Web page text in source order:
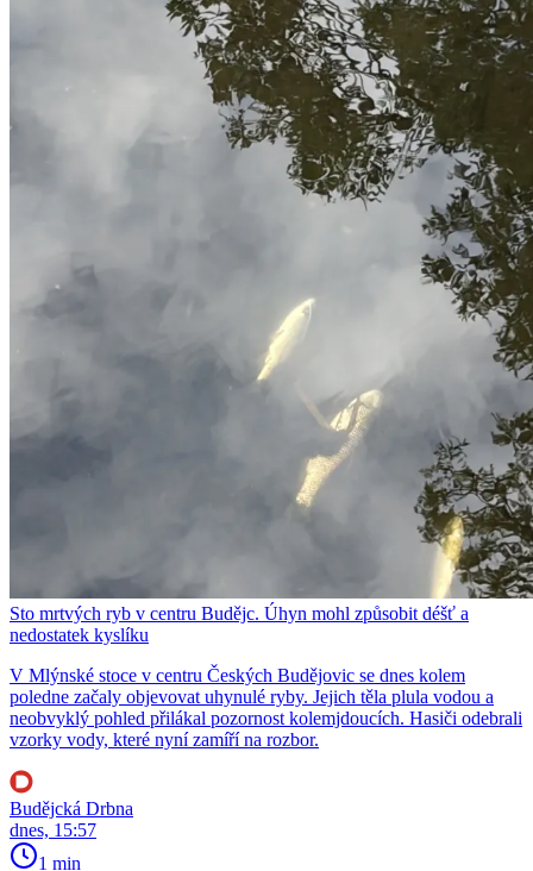
Sto mrtvých ryb v centru Budějc. Úhyn mohl způsobit déšť a
nedostatek kyslíku
V Mlýnské stoce v centru Českých Budějovic se dnes kolem
poledne začaly objevovat uhynulé ryby. Jejich těla plula vodou a
neobvyklý pohled přilákal pozornost kolemjdoucích. Hasiči odebrali
vzorky vody, které nyní zamíří na rozbor.
Budějcká Drbna
dnes, 15:57
1 min